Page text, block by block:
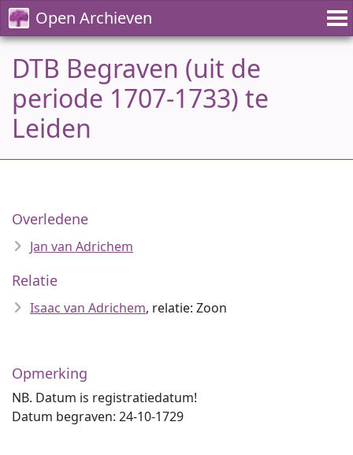
Open Archieven
DTB Begraven (uit de
periode 1707-1733) te
Leiden
Overledene
Jan van Adrichem
Relatie
Isaac van Adrichem, relatie: Zoon
Opmerking
NB. Datum is registratiedatum!
Datum begraven: 24-10-1729